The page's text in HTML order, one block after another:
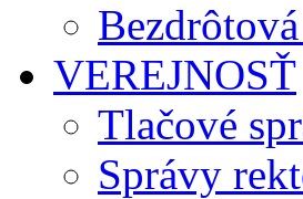
VEREJNOSŤ
Tlačové
Správy